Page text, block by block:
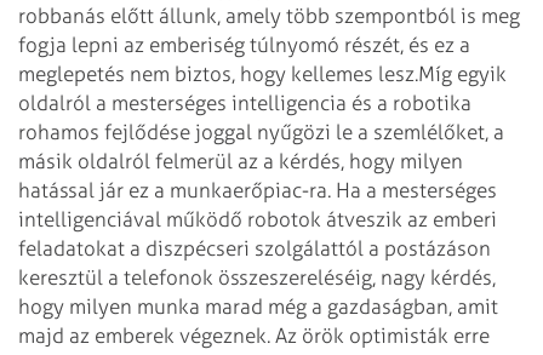
robbanás előtt állunk, amely több szempontból is meg
fogja lepni az emberiség túlnyomó részét, és ez a
meglepetés nem biztos, hogy kellemes lesz.Míg egyik
oldalról a mesterséges intelligencia és a robotika
rohamos fejlődése joggal nyűgözi le a szemlélőket, a
másik oldalról felmerül az a kérdés, hogy milyen
hatással jár ez a munkaerőpiac-ra. Ha a mesterséges
intelligenciával működő robotok átveszik az emberi
feladatokat a diszpécseri szolgálattól a postázáson
keresztül a telefonok összeszereléséig, nagy kérdés,
hogy milyen munka marad még a gazdaságban, amit
majd az emberek végeznek. Az örök optimisták erre